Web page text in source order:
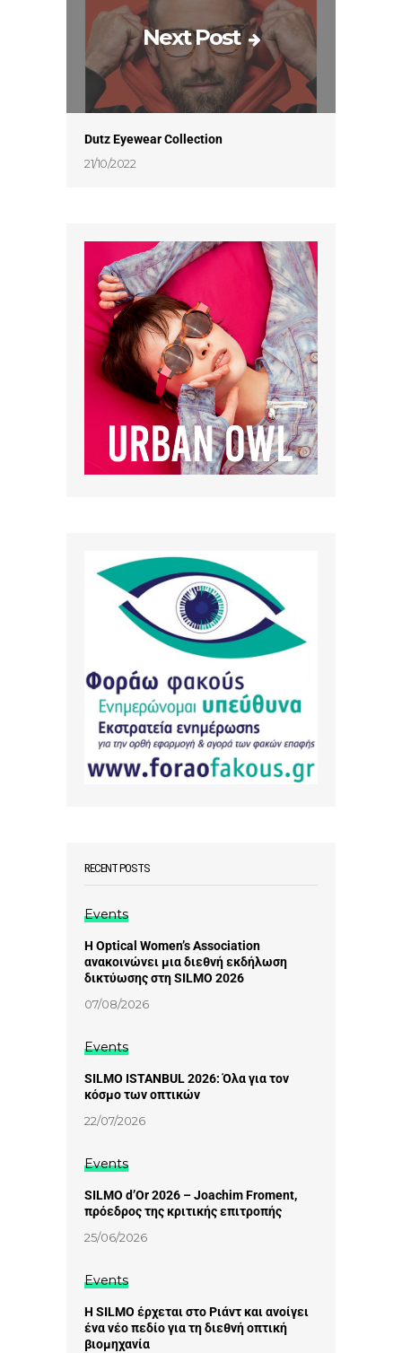
Next Post
Dutz Eyewear Collection
21/10/2022
RECENT POSTS
Events
Η Optical Women’s Association
ανακοινώνει μια διεθνή εκδήλωση
δικτύωσης στη SILMO 2026
07/08/2026
Events
SILMO ISTANBUL 2026: Όλα για τον
κόσμο των οπτικών
22/07/2026
Events
SILMO d’Or 2026 – Joachim Froment,
πρόεδρος της κριτικής επιτροπής
25/06/2026
Events
Η SILMO έρχεται στο Ριάντ και ανοίγει
ένα νέο πεδίο για τη διεθνή οπτική
βιομηχανία